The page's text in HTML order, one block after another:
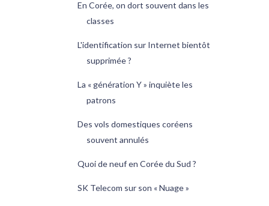
En Corée, on dort souvent dans les
classes
L'identification sur Internet bientôt
supprimée ?
La « génération Y » inquiète les
patrons
Des vols domestiques coréens
souvent annulés
Quoi de neuf en Corée du Sud ?
SK Telecom sur son « Nuage »